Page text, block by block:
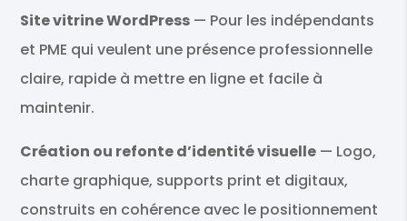
Site vitrine WordPress — Pour les indépendants
et PME qui veulent une présence professionnelle
claire, rapide à mettre en ligne et facile à
maintenir.
Création ou refonte d’identité visuelle — Logo,
charte graphique, supports print et digitaux,
construits en cohérence avec le positionnement